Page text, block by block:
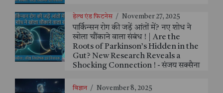
हेल्थ एंड फिटनेस / November 27, 2025
पार्किन्सन रोग की जड़ें आंतों में? नए शोध ने
खोला चौंकाने वाला संबंध ! | Are the
Roots of Parkinson’s Hidden in the
Gut? New Research Reveals a
Shocking Connection ! - संजय सक्सैना
विज्ञान / November 8, 2025